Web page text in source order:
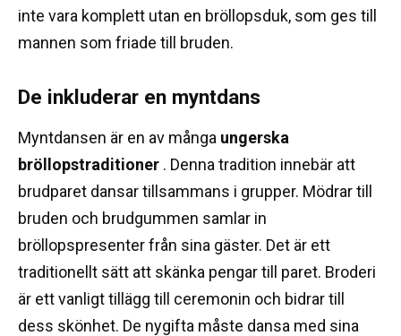
inte vara komplett utan en bröllopsduk, som ges till
mannen som friade till bruden.
De inkluderar en myntdans
Myntdansen är en av många ungerska
bröllopstraditioner . Denna tradition innebär att
brudparet dansar tillsammans i grupper. Mödrar till
bruden och brudgummen samlar in
bröllopspresenter från sina gäster. Det är ett
traditionellt sätt att skänka pengar till paret. Broderi
är ett vanligt tillägg till ceremonin och bidrar till
dess skönhet. De nygifta måste dansa med sina